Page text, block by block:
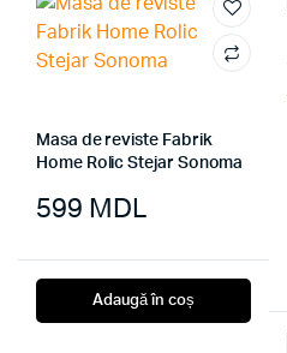
Masa de reviste Fabrik
Home Rolic Stejar Sonoma
599 MDL
Adaugă în coș